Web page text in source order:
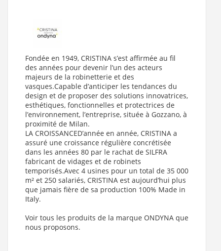
Fondée en 1949, CRISTINA s’est affirmée au fil
des années pour devenir l’un des acteurs
majeurs de la robinetterie et des
vasques.Capable d’anticiper les tendances du
design et de proposer des solutions innovatrices,
esthétiques, fonctionnelles et protectrices de
l’environnement, l’entreprise, située à Gozzano, à
proximité de Milan.
LA CROISSANCED’année en année, CRISTINA a
assuré une croissance régulière concrétisée
dans les années 80 par le rachat de SILFRA
fabricant de vidages et de robinets
temporisés.Avec 4 usines pour un total de 35 000
m² et 250 salariés, CRISTINA est aujourd’hui plus
que jamais fière de sa production 100% Made in
Italy.
Voir tous les produits de la marque ONDYNA que
nous proposons.